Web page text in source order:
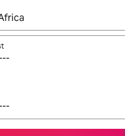
er suggesties beschikbaar